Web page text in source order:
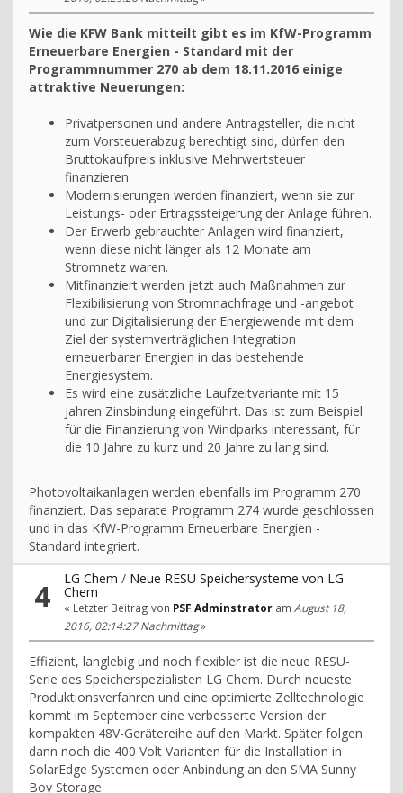
Wie die KFW Bank mitteilt gibt es im KfW-Programm
Erneuerbare Energien - Standard mit der
Programmnummer 270 ab dem 18.11.2016 einige
attraktive Neuerungen:
Privatpersonen und andere Antragsteller, die nicht
zum Vorsteuerabzug berechtigt sind, dürfen den
Bruttokaufpreis inklusive Mehrwertsteuer
finanzieren.
Modernisierungen werden finanziert, wenn sie zur
Leistungs- oder Ertragssteigerung der Anlage führen.
Der Erwerb gebrauchter Anlagen wird finanziert,
wenn diese nicht länger als 12 Monate am
Stromnetz waren.
Mitfinanziert werden jetzt auch Maßnahmen zur
Flexibilisierung von Stromnachfrage und -angebot
und zur Digitalisierung der Energiewende mit dem
Ziel der systemverträglichen Integration
erneuerbarer Energien in das bestehende
Energiesystem.
Es wird eine zusätzliche Laufzeitvariante mit 15
Jahren Zinsbindung eingeführt. Das ist zum Beispiel
für die Finanzierung von Windparks interessant, für
die 10 Jahre zu kurz und 20 Jahre zu lang sind.
Photovoltaikanlagen werden ebenfalls im Programm 270
finanziert. Das separate Programm 274 wurde geschlossen
und in das KfW-Programm Erneuerbare Energien -
Standard integriert.
4 LG Chem / Neue RESU Speichersysteme von LG
Chem
« Letzter Beitrag von PSF Adminstrator am August 18,
2016, 02:14:27 Nachmittag»
Effizient, langlebig und noch flexibler ist die neue RESU-
Serie des Speicherspezialisten LG Chem. Durch neueste
Produktionsverfahren und eine optimierte Zelltechnologie
kommt im September eine verbesserte Version der
kompakten 48V-Gerätereihe auf den Markt. Später folgen
dann noch die 400 Volt Varianten für die Installation in
SolarEdge Systemen oder Anbindung an den SMA Sunny
Boy Storage